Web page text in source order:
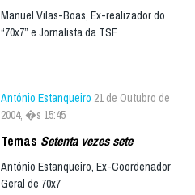
Manuel Vilas-Boas, Ex-realizador do
“70x7” e Jornalista da TSF
António Estanqueiro 21 de Outubro de
2004, �s 15:45
Temas Setenta vezes sete
António Estanqueiro, Ex-Coordenador
Geral de 70x7